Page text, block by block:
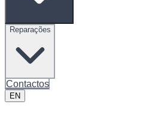
Reparações
Contactos
EN